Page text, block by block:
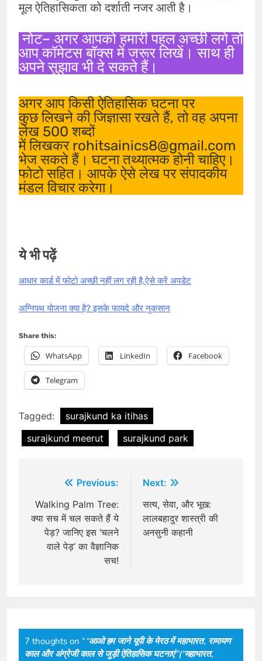
मूल ऐतिहासिकता को दर्शाती नजर आती है।
नोट– अगर आपको हमारी पहल अच्छी लगे तो
आप कॉमेटस बॉक्स में जरूर लिखें। साथ ही
अपने सुझाव भी दे सकते हैं।
अगर आप किसी ऐतिहासिक घटना पर
कुछ लिखने की जिज्ञासा रखते हैं, तो वह अपना
लेख 500 शब्दों
में लिखकर rohitsainics8@gmail.com
भेज सकते हैं। घटना तथ्यात्मक होनी चाहिए।
फोटो सहित। आपके ऐसे लेख पर संपादकीय
मंडल विचार करेगा।
ये भी पढ़ें
आधार कार्ड में फोटो अच्छी नहीं लग रही है,ऐसे करें अपडेट
अग्निपथ योजना क्या है? इसके फायदे और नुकसान
Share this:
WhatsApp LinkedIn Facebook
Telegram
Tagged:
surajkund ka itihas
surajkund meerut
surajkund park
navigation
Previous:
Walking Palm Tree:
क्या सच में चल सकते हैं ये
पेड़? जानिए इस ‘चलने
वाले पेड़’ का वैज्ञानिक
सच!
Next:
सत्य, सेवा, और भूख:
लालबहादुर शास्त्री की
अनसुनी कहानी
7 thoughts on “ “आओ हम जाने यूपी के मेरठ में महाभारत, रामायण
काल और अंग्रेजी काल से जुड़ी ऐतिहासिक घटनाएं”(“महाभारत,